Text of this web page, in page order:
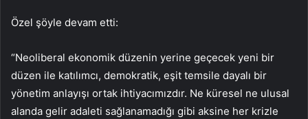
Özel şöyle devam etti:
“Neoliberal ekonomik düzenin yerine geçecek yeni bir
düzen ile katılımcı, demokratik, eşit temsile dayalı bir
yönetim anlayışı ortak ihtiyacımızdır. Ne küresel ne ulusal
alanda gelir adaleti sağlanamadığı gibi aksine her krizle